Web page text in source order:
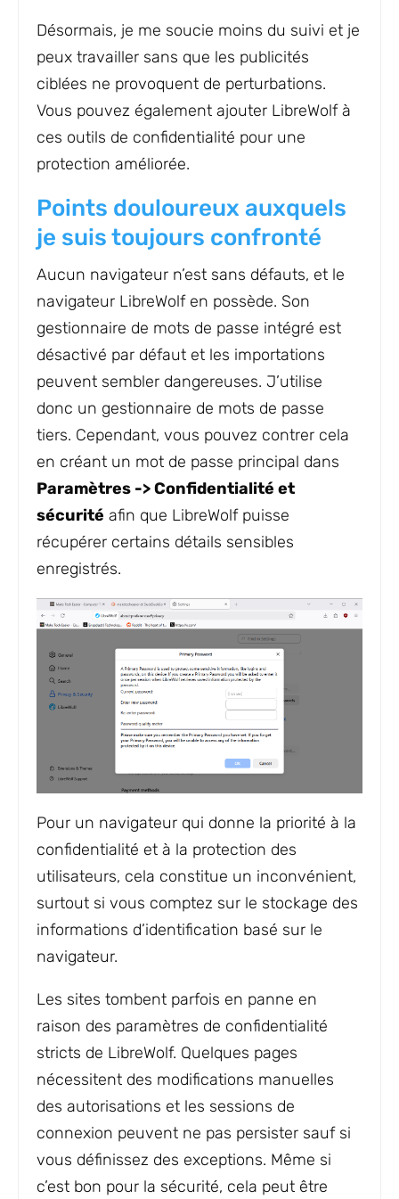
Désormais, je me soucie moins du suivi et je
peux travailler sans que les publicités
ciblées ne provoquent de perturbations.
Vous pouvez également ajouter LibreWolf à
ces outils de confidentialité pour une
protection améliorée.
Points douloureux auxquels
je suis toujours confronté
Aucun navigateur n’est sans défauts, et le
navigateur LibreWolf en possède. Son
gestionnaire de mots de passe intégré est
désactivé par défaut et les importations
peuvent sembler dangereuses. J’utilise
donc un gestionnaire de mots de passe
tiers. Cependant, vous pouvez contrer cela
en créant un mot de passe principal dans
Paramètres -> Confidentialité et
sécurité afin que LibreWolf puisse
récupérer certains détails sensibles
enregistrés.
Pour un navigateur qui donne la priorité à la
confidentialité et à la protection des
utilisateurs, cela constitue un inconvénient,
surtout si vous comptez sur le stockage des
informations d’identification basé sur le
navigateur.
Les sites tombent parfois en panne en
raison des paramètres de confidentialité
stricts de LibreWolf. Quelques pages
nécessitent des modifications manuelles
des autorisations et les sessions de
connexion peuvent ne pas persister sauf si
vous définissez des exceptions. Même si
c’est bon pour la sécurité, cela peut être